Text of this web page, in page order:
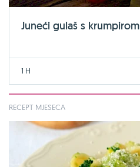
Juneći gulaš s krumpirom
1 H
RECEPT MJESECA